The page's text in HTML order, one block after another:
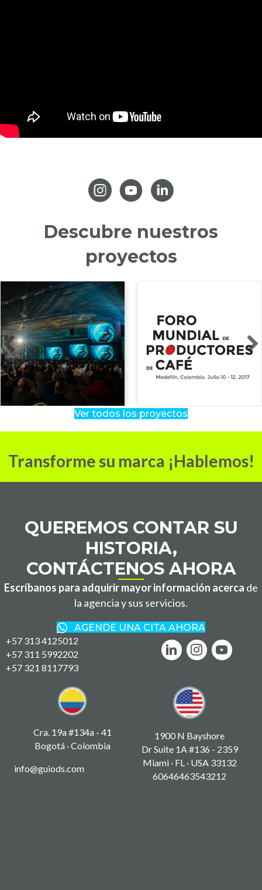
Descubre nuestros
proyectos
Ver todos los proyectos
Transforme su marca ¡Hablemos!
QUEREMOS CONTAR SU
HISTORIA,
CONTÁCTENOS AHORA
Escríbanos para adquirir mayor información acerca de
la agencia y sus servicios.
AGENDE UNA CITA AHORA
+57 313 4125012
+57 311 5992202
+57 321 8117793
Cra. 19a #134a - 41
Bogotá · Colombia
info@guiods.com
1900 N Bayshore
Dr Suite 1A #136 - 2359
Miami · FL · USA 33132
60646463543212